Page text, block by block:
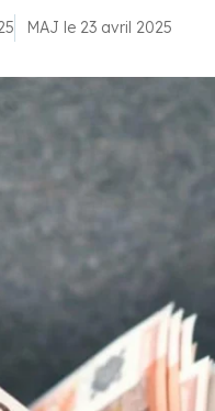
MAJ le 23 avril 2025